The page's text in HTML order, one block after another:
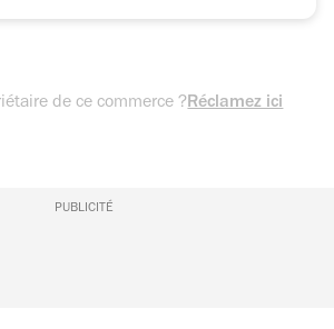
de ce commerce ?Réclamez ici
PUBLICITÉ